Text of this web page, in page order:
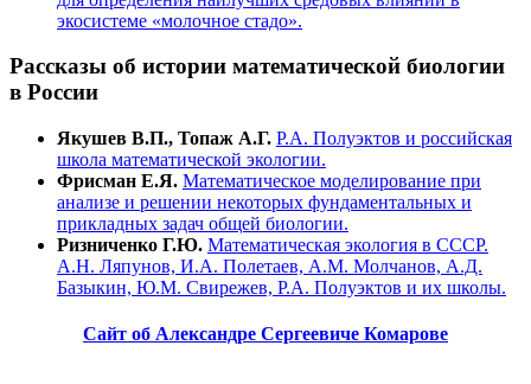
экосистеме «молочное стадо».
Рассказы об истории математической биологии
в России
Якушев В.П., Топаж А.Г. Р.А. Полуэктов и российская
школа математической экологии.
Фрисман Е.Я. Математическое моделирование при
анализе и решении некоторых фундаментальных и
прикладных задач общей биологии.
Ризниченко Г.Ю. Математическая экология в СССР.
А.Н. Ляпунов, И.А. Полетаев, А.М. Молчанов, А.Д.
Базыкин, Ю.М. Свирежев, Р.А. Полуэктов и их школы.
Сайт об Александре Сергеевиче Комарове